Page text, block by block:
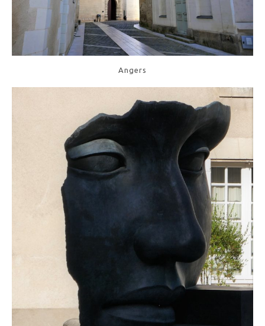
Angers